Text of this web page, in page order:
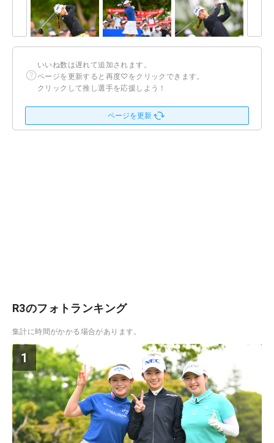
いいね数は遅れて追加されます。
ページを更新すると再度♡をクリックできます。
クリックして推し選手を応援しよう！
ページを更新
R3のフォトランキング
集計に時間がかかる場合があります。
1